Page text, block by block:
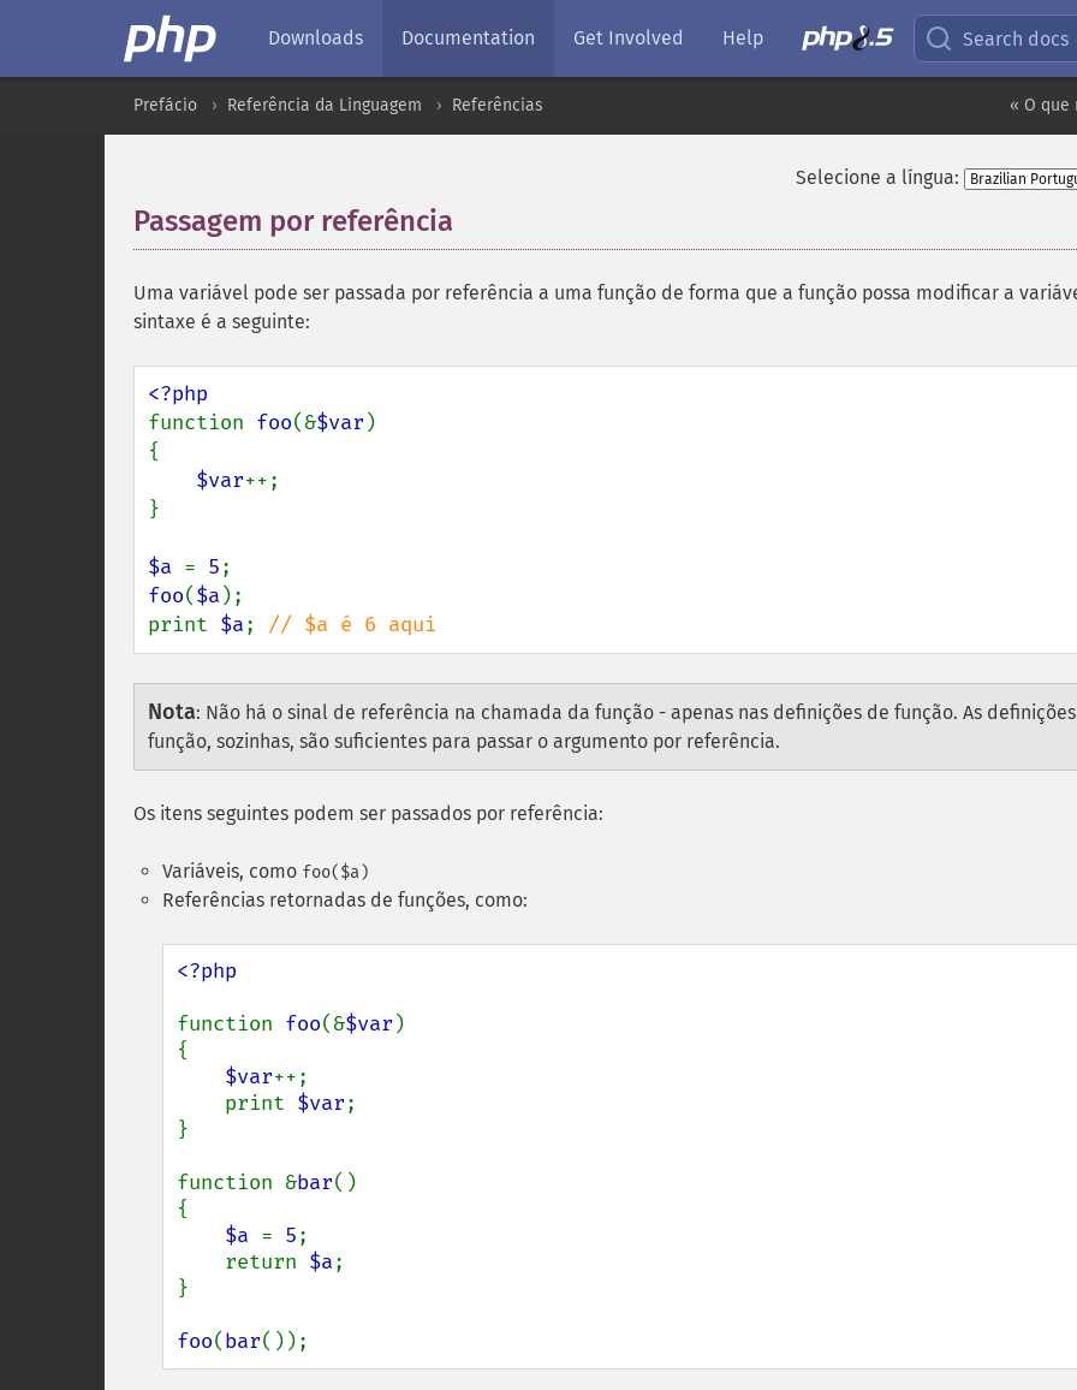
Downloads Documentation Get Involved Help Search docs
« O que
Prefácio Referência da Linguagem Referências
Selecione a língua:
Passagem por referência
Uma variável pode ser passada por referência a uma função de forma que a função possa modificar a
sintaxe é a seguinte:
function foo(&$var )
{
$var++;
}
$a = 5
foo($a );
print $a; // $a é 6 aqui
Nota: Não há o sinal de referência na chamada da função - apenas nas definições de função. As
função, sozinhas, são suficientes para passar o argumento por referência.
Os itens seguintes podem ser passados por referência:
Variáveis, como foo($a)
Referências retornadas de funções, como:
<?php
function foo(&$var )
{
$var++;
    print
$var;
}
function &bar()
{
$a = 5;
    return
$a;
}
foo(bar());